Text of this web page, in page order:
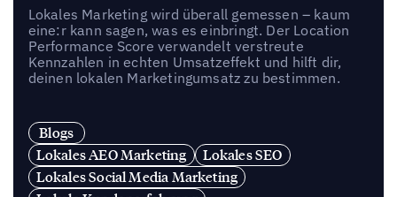
Lokales Marketing wird überall gemessen – kaum
eine:r kann sagen, was es einbringt. Der Location
Performance Score verwandelt verstreute
Kennzahlen in echten Umsatzeffekt und hilft dir,
deinen lokalen Marketingumsatz zu bestimmen.
Blogs
Lokales AEO Marketing
Lokales SEO
Lokales Social Media Marketing